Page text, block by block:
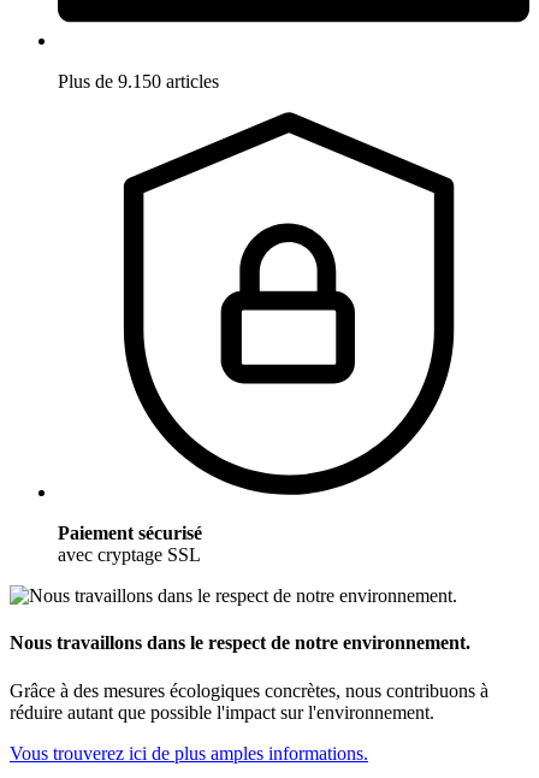
Plus de 9.150 articles
Paiement sécurisé
avec cryptage SSL
Nous travaillons dans le respect de notre environnement.
Grâce à des mesures écologiques concrètes, nous contribuons à
réduire autant que possible l'impact sur l'environnement.
Vous trouverez ici de plus amples informations.